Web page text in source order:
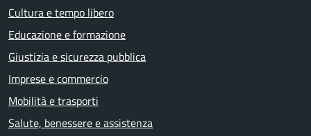
Cultura e tempo libero
Educazione e formazione
Giustizia e sicurezza pubblica
Imprese e commercio
Mobilità e trasporti
Salute, benessere e assistenza